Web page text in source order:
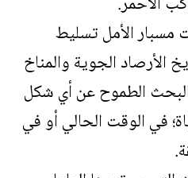
الأمل تسليط
الأرصاد الجوية والمناخ
الطموح عن أي شكل
في الوقت الحالي أو في